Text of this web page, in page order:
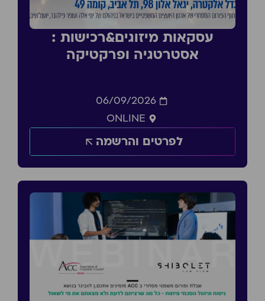
עסקאות מיזוגים&רכישות :
אסטרטגיה ופרקטיקה
06/09/2026
ONLINE
לפרטים והרשמה